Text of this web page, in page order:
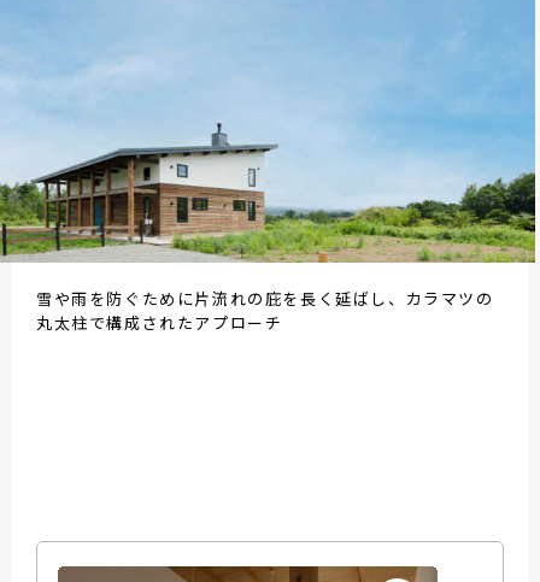
雪や雨を防ぐために片流れの庇を長く延ばし、 カラマツの
丸太柱で構成されたアプローチ